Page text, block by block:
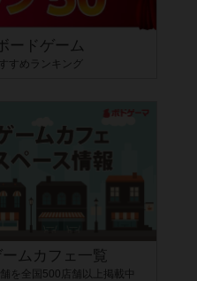
ードゲーム
すめランキング
ムカフェ一覧
を全国500店舗以上掲載中